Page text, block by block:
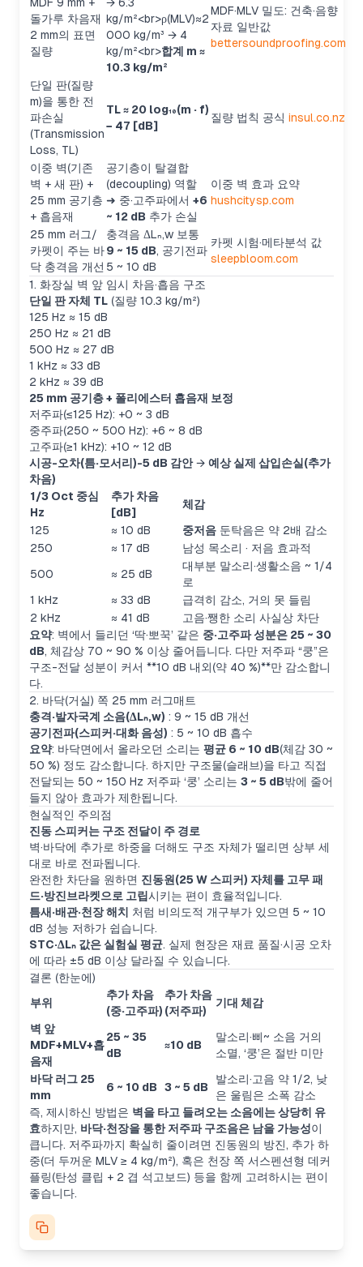
돌가루 차음재
2 mm의 표면
질량
kg/m²<br>ρ(MLV)≈2
000 kg/m³ → 4
kg/m²<br>합계 m ≈
10.3 kg/m²
MDF·MLV 밀도: 건축·음향
자료 일반값
bettersoundproofing.com
단일 판(질량
m)을 통한 전
파손실
(Transmission
Loss, TL)
TL ≈ 20 log₁₀(m · f)
− 47 [dB]
질량 법칙 공식 insul.co.nz
이중 벽(기존
벽 + 새 판) +
25 mm 공기층
+ 흡음재
공기층이 탈결합
(decoupling) 역할
➜ 중·고주파에서 +6
~ 12 dB 추가 손실
이중 벽 효과 요약
hushcitysp.com
25 mm 러그/
카펫이 주는 바
닥 충격음 개선
충격음 ΔLₙ,w 보통
9 ~ 15 dB, 공기전파
5 ~ 10 dB
카펫 시험·메타분석 값
sleepbloom.com
1. 화장실 벽 앞 임시 차음·흡음 구조
단일 판 자체 TL (질량 10.3 kg/m²)
125 Hz ≈ 15 dB
250 Hz ≈ 21 dB
500 Hz ≈ 27 dB
1 kHz ≈ 33 dB
2 kHz ≈ 39 dB
25 mm 공기층 + 폴리에스터 흡음재 보정
저주파(≤125 Hz): +0 ~ 3 dB
중주파(250 ~ 500 Hz): +6 ~ 8 dB
고주파(≥1 kHz): +10 ~ 12 dB
시공-오차(틈·모서리)-5 dB 감안→ 예상 실제 삽입손실(추가
차음)
1/3 Oct 중심
Hz
추가 차음
[dB]
체감
125
≈ 10 dB 중저음 둔탁음은 약 2배 감소
250
≈ 17 dB
남성 목소리 · 저음 효과적
500
≈ 25 dB
대부분 말소리·생활소음 ~ 1/4
로
1 kHz
≈ 33 dB
급격히 감소, 거의 못 들림
2 kHz
≈ 41 dB
고음·쨍한 소리 사실상 차단
요약: 벽에서 들리던 ‘딱·뽀꾹’ 같은 중·고주파 성분은 25 ~ 30
dB, 체감상 70 ~ 90 % 이상 줄어듭니다. 다만 저주파 “쿵”은
구조-전달 성분이 커서 **10 dB 내외(약 40 %)**만 감소합니
다.
2. 바닥(거실) 쪽 25 mm 러그매트
충격·발자국계 소음(ΔLₙ,w) : 9 ~ 15 dB 개선
공기전파(스피커·대화 음성) : 5 ~ 10 dB 흡수
요약: 바닥면에서 올라오던 소리는 평균 6 ~ 10 dB(체감 30 ~
50 %) 정도 감소합니다. 하지만 구조물(슬래브)을 타고 직접
전달되는 50 ~ 150 Hz 저주파 ‘쿵’ 소리는 3 ~ 5 dB밖에 줄어
들지 않아 효과가 제한됩니다.
현실적인 주의점
진동 스피커는 구조 전달이 주 경로
벽·바닥에 추가로 하중을 더해도 구조 자체가 떨리면 상부 세
대로 바로 전파됩니다.
완전한 차단을 원하면 진동원(25 W 스피커) 자체를 고무 패
드·방진브라켓으로 고립시키는 편이 효율적입니다.
틈새·배관·천장 해치 처럼 비의도적 개구부가 있으면 5 ~ 10
dB 성능 저하가 쉽습니다.
STC·ΔLₙ 값은 실험실 평균. 실제 현장은 재료 품질·시공 오차
에 따라 ±5 dB 이상 달라질 수 있습니다.
결론 (한눈에)
부위
추가 차음
(중·고주파)
추가 차음
(저주파)
기대 체감
벽 앞
MDF+MLV+흡
음재
25 ~ 35
dB
≈10 dB
말소리·삐~ 소음 거의
소멸, ‘쿵’은 절반 미만
바닥 러그 25
mm
6 ~ 10 dB 3 ~ 5 dB
발소리·고음 약 1/2, 낮
은 울림은 소폭 감소
즉, 제시하신 방법은 벽을 타고 들려오는 소음에는 상당히 유
효하지만, 바닥·천장을 통한 저주파 구조음은 남을 가능성이
큽니다. 저주파까지 확실히 줄이려면 진동원의 방진, 추가 하
중(더 두꺼운 MLV ≥ 4 kg/m²), 혹은 천장 쪽 서스펜션형 데커
플링(탄성 클립 + 2 겹 석고보드) 등을 함께 고려하시는 편이
좋습니다.